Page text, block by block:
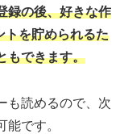
録の後、好きな作
トを貯められるた
もできます。
も読めるので、次
です。